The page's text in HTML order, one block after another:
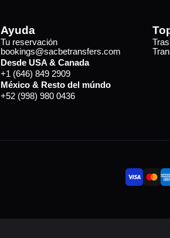
Ayuda
Tu reservación
bookings@sacbetransfers.com
Desde USA & Canada
+1 (646) 849 2909
México & Resto del múndo
+52 (998) 980 0436